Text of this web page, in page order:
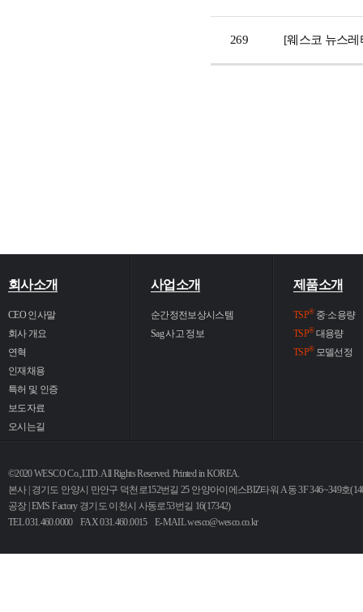
269 [웨스코 뉴스레
회사소개
CEO 인사말
회사 개요
연혁
인재채용
특허 및 인증
보도자료
오시는길
사업소개
순간정전보상시스템
Sag 사고 정보
제품소개
TSP®중·소용량
TSP®대용량
TSP®모델선정
©2020 WESCO Co.,LTD. All Rights Reserved. Printed in KOREA.
본사 | 경기도 안양시 만안구 덕천로152번길 25 안양아이에스BIZ타워 A동 3F 346~349호
공장 | EMS Factory 경기도 이천시 사동로53번길 16(17342)
TEL 031.460.0000 FAX 031.460.0015 E-MAILwesco@wesco.co.kr